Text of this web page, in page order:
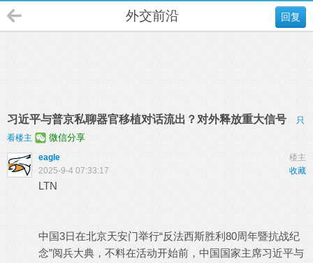
回复
外交前沿
习近平与普京私聊器官移植对话流出？对外释放重大信号
只
看楼主
微信分享
楼主
eagle
收藏
2025-9-4 07:33:17
LTN
中国3日在北京天安门举行“反法西斯胜利80周年暨抗战纪
念”阅兵大典，不料在活动开始前，中国国家主席习近平与